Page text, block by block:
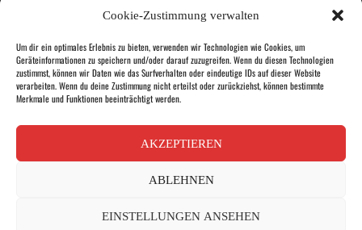
Cookie-Zustimmung verwalten
Um dir ein optimales Erlebnis zu bieten, verwenden wir Technologien wie Cookies, um
Geräteinformationen zu speichern und/oder darauf zuzugreifen. Wenn du diesen Technologien
zustimmst, können wir Daten wie das Surfverhalten oder eindeutige IDs auf dieser Website
verarbeiten. Wenn du deine Zustimmung nicht erteilst oder zurückziehst, können bestimmte
Merkmale und Funktionen beeinträchtigt werden.
AKZEPTIEREN
ABLEHNEN
EINSTELLUNGEN ANSEHEN
Dorfstraße 13, 31787 Hameln
info@das-gesund-ding.de